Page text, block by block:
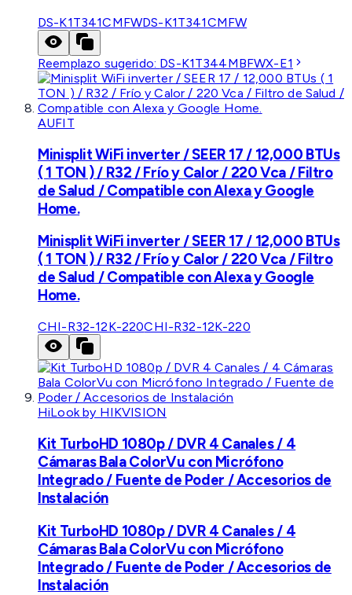
DS-K1T341CMFWDS-K1T341CMFW
Reemplazo sugerido: DS-K1T344MBFWX-E1
AUFIT
Minisplit WiFi inverter / SEER 17 / 12,000 BTUs
( 1 TON ) / R32 / Frío y Calor / 220 Vca / Filtro
de Salud / Compatible con Alexa y Google
Home.
Minisplit WiFi inverter / SEER 17 / 12,000 BTUs
( 1 TON ) / R32 / Frío y Calor / 220 Vca / Filtro
de Salud / Compatible con Alexa y Google
Home.
CHI-R32-12K-220CHI-R32-12K-220
HiLook by HIKVISION
Kit TurboHD 1080p / DVR 4 Canales / 4
Cámaras Bala ColorVu con Micrófono
Integrado / Fuente de Poder / Accesorios de
Instalación
Kit TurboHD 1080p / DVR 4 Canales / 4
Cámaras Bala ColorVu con Micrófono
Integrado / Fuente de Poder / Accesorios de
Instalación